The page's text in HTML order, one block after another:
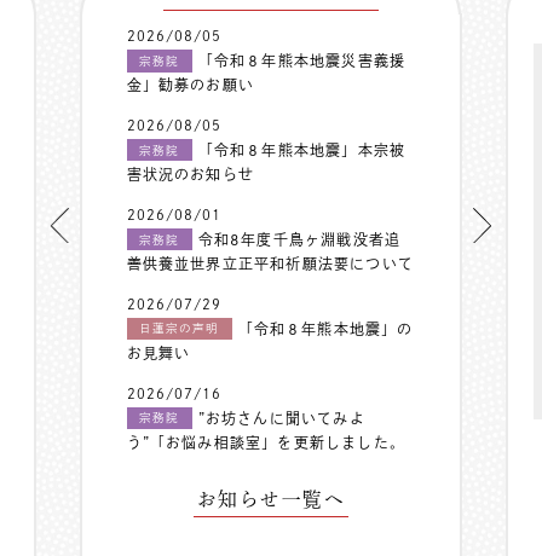
2026/08/05
宗務院
「令和８年熊本地震災害義援
金」勧募のお願い
2026/08/05
宗務院
「令和８年熊本地震」本宗被
害状況のお知らせ
2026/08/01
宗務院
令和8年度千鳥ヶ淵戦没者追
善供養並世界立正平和祈願法要について
2026/07/29
日蓮宗の声明
「令和８年熊本地震」の
お見舞い
2026/07/16
宗務院
”お坊さんに聞いてみよ
う”「お悩み相談室」を更新しました。
お知らせ一覧へ